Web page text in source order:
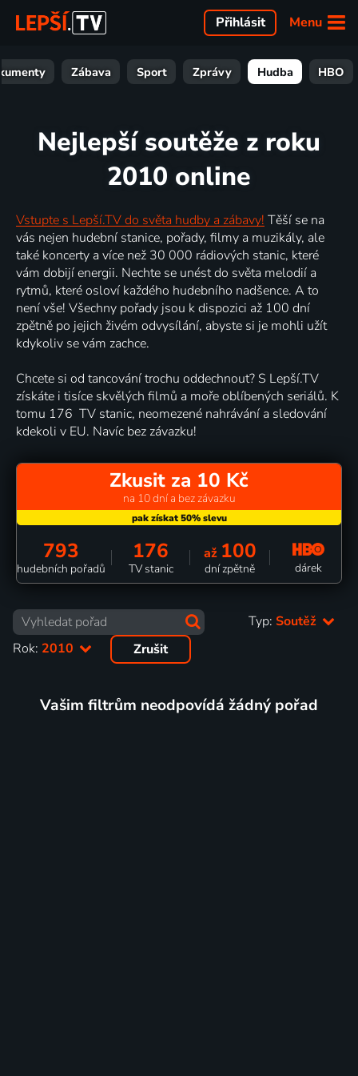
Menu
Přihlásit
Zábava Sport Zprávy Hudba HBO
Nejlepší soutěže z roku
2010 online
Vstupte s Lepší.TV do světa hudby a zábavy! Těší se na
vás nejen hudební stanice, pořady, filmy a muzikály, ale
také koncerty a více než 30 000 rádiových stanic, které
vám dobijí energii. Nechte se unést do světa melodií a
rytmů, které osloví každého hudebního nadšence. A to
není vše! Všechny pořady jsou k dispozici až 100 dní
zpětně po jejich živém odvysílání, abyste si je mohli užít
kdykoliv se vám zachce.
Chcete si od tancování trochu oddechnout? S Lepší.TV
získáte i tisíce skvělých filmů a moře oblíbených seriálů. K
tomu 176 TV stanic, neomezené nahrávání a sledování
kdekoli v EU. Navíc bez závazku!
Zkusit za 10 Kč
na 10 dní a bez závazku
793
hudebních pořadů
176
TV stanic
až 100
dní zpětně dárek
Typ: Soutěž
Rok: 2010 Zrušit
Vašim filtrům neodpovídá žádný pořad